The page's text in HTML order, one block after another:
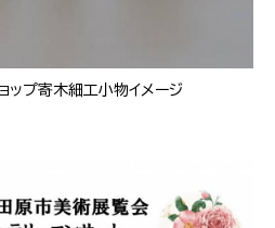
ップ寄木細工小物イメージ